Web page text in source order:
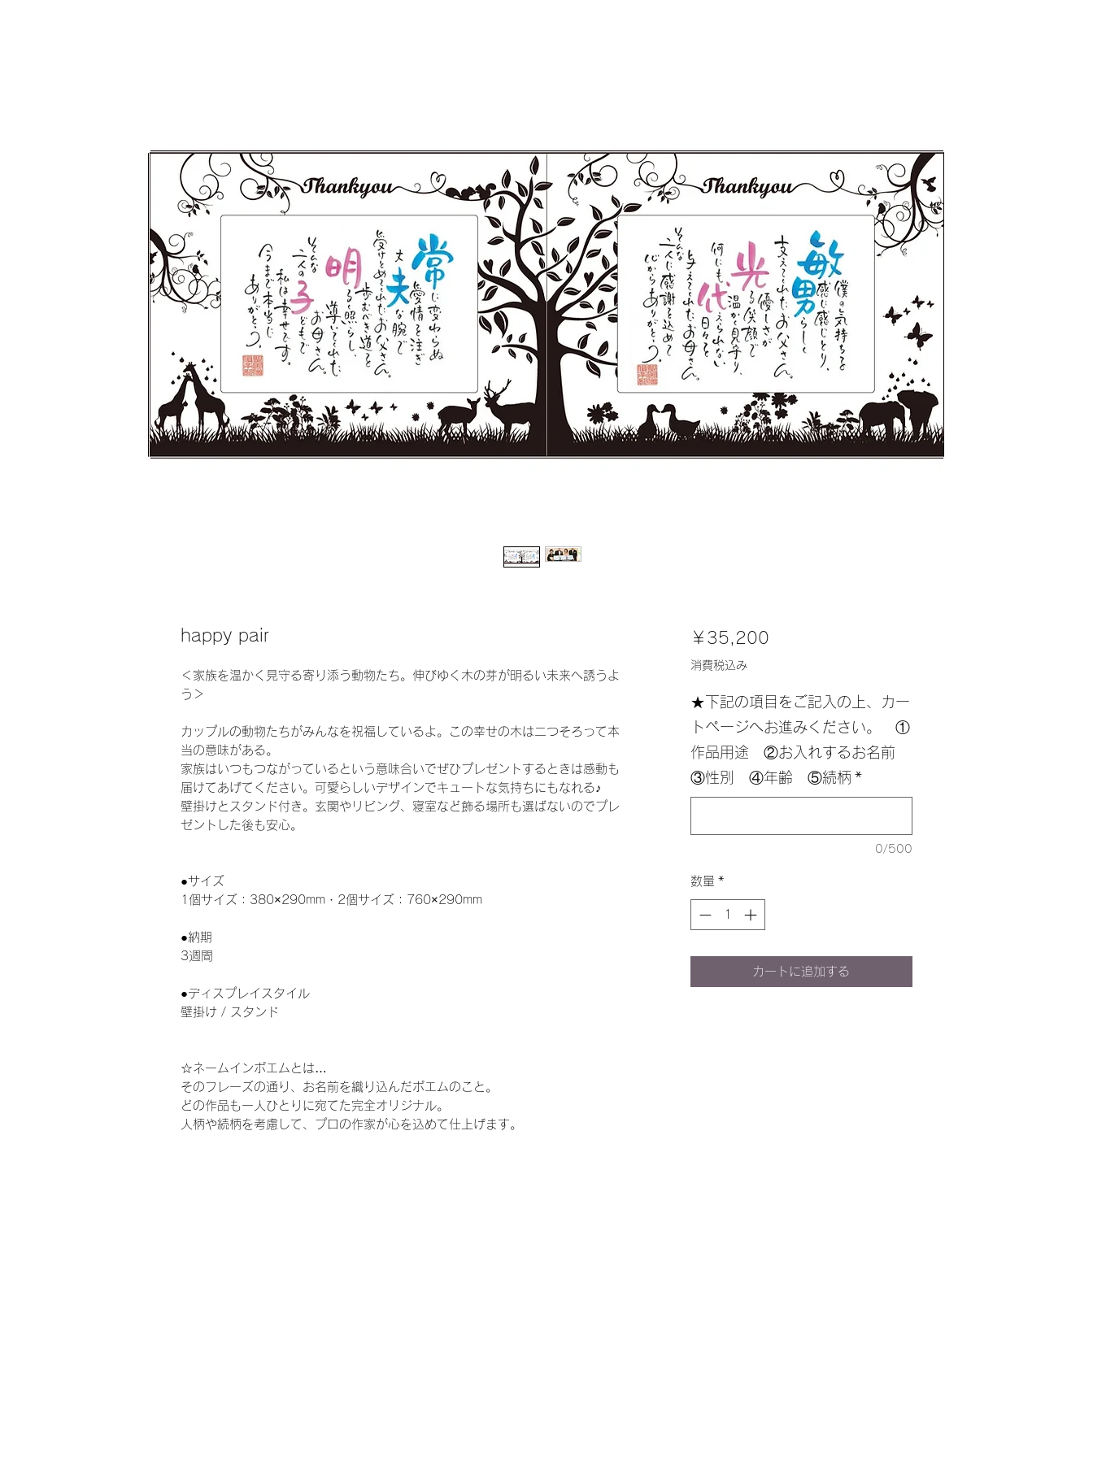
happy pair
＜家族を温かく見守る寄り添う動物たち。伸びゆく木の芽が明るい未来へ誘うよ
う＞
カップルの動物たちがみんなを祝福しているよ。この幸せの木は二つそろって本
当の意味がある。
家族はいつもつながっているという意味合いでぜひプレゼントするときは感動も
届けてあげてください。可愛らしいデザインでキュートな気持ちにもなれる♪
壁掛けとスタンド付き。玄関やリビング、寝室など飾る場所も選ばないのでプレ
ゼントした後も安心。
●サイズ
1個サイズ：380×290mm・2個サイズ：760×290mm
●納期
3週間
●ディスプレイスタイル
壁掛け / スタンド
☆ネームインポエムとは…
そのフレーズの通り、お名前を織り込んだポエムのこと。
どの作品も一人ひとりに宛てた完全オリジナル。
人柄や続柄を考慮して、プロの作家が心を込めて仕上げます。
￥35,200価
消費税込み
★下記の項目をご記入の上、カー
トページへお進みください。 ①
作品用途 ②お入れするお名前
③性別 ④年齢 ⑤続柄 *
0/500
数量 *
カートに追加する